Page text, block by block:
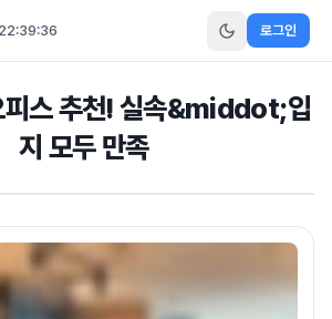
로그인
피스 추천! 실속&middot;입
지 모두 만족